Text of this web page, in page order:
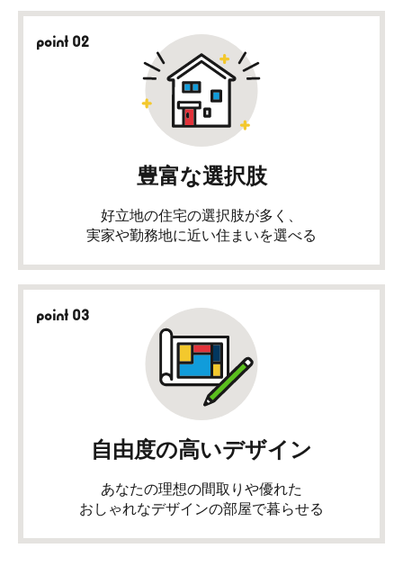
point 02
豊富な選択肢
好立地の住宅の選択肢が多く、
実家や勤務地に近い住まいを選べる
point 03
自由度の高いデザイン
あなたの理想の間取りや優れた
おしゃれなデザインの部屋で暮らせる